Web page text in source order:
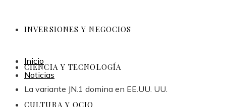
INVERSIONES Y NEGOCIOS
CIENCIA Y TECNOLOGÍA
CULTURA Y OCIO
Inicio
Noticias
La variante JN.1 domina en EE.UU. UU.